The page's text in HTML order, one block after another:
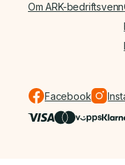
Om ARK-bedriftsvenn
Facebook